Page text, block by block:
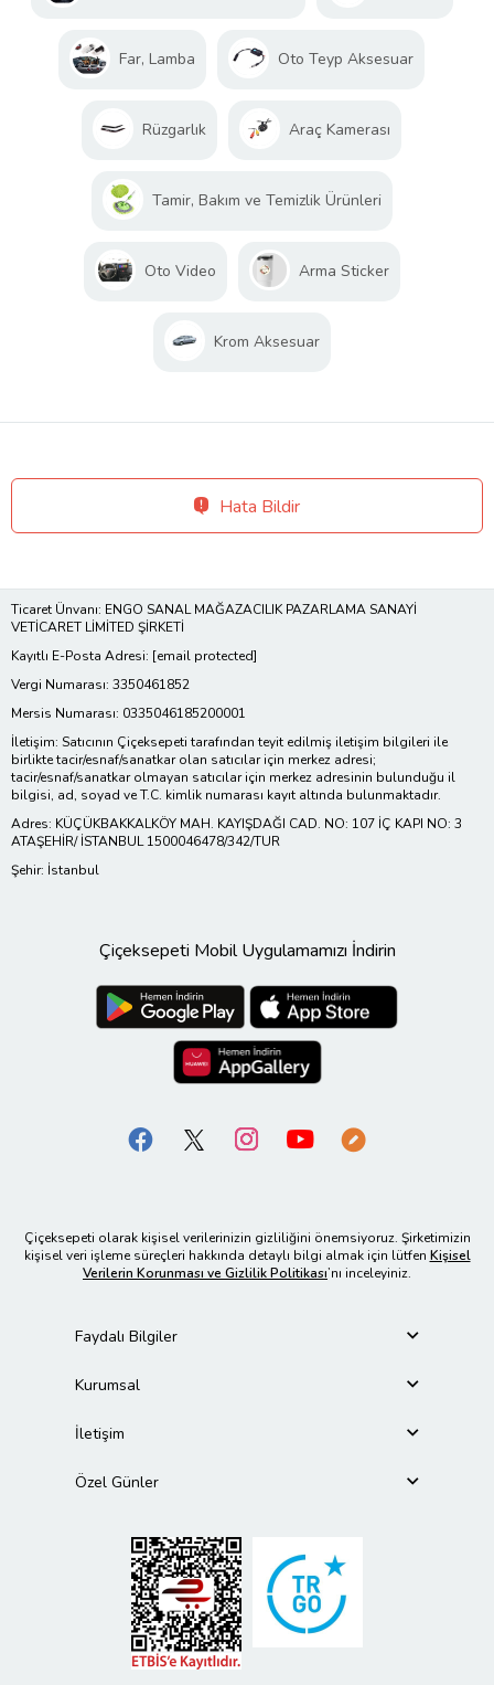
Far, Lamba Oto Teyp Aksesuar
Rüzgarlık Araç Kamerası
Tamir, Bakım ve Temizlik Ürünleri
Oto Video Arma Sticker
Krom Aksesuar
Hata Bildir
Ticaret Ünvanı: ENGO SANAL MAĞAZACILIK PAZARLAMA SANAYİ
VETİCARET LİMİTED ŞİRKETİ
Kayıtlı E-Posta Adresi: [email protected]
Vergi Numarası: 3350461852
Mersis Numarası: 0335046185200001
İletişim: Satıcının Çiçeksepeti tarafından teyit edilmiş iletişim bilgileri ile
birlikte tacir/esnaf/sanatkar olan satıcılar için merkez adresi;
tacir/esnaf/sanatkar olmayan satıcılar için merkez adresinin bulunduğu il
bilgisi, ad, soyad ve T.C. kimlik numarası kayıt altında bulunmaktadır.
Adres: KÜÇÜKBAKKALKÖY MAH. KAYIŞDAĞI CAD. NO: 107 İÇ KAPI NO: 3
ATAŞEHİR/ İSTANBUL 1500046478/342/TUR
Şehir: İstanbul
Çiçeksepeti Mobil Uygulamamızı İndirin
Çiçeksepeti olarak kişisel verilerinizin gizliliğini önemsiyoruz. Şirketimizin
kişisel veri işleme süreçleri hakkında detaylı bilgi almak için lütfen Kişisel
Verilerin Korunması ve Gizlilik Politikası’nı inceleyiniz.
Faydalı Bilgiler
Kurumsal
İletişim
Özel Günler